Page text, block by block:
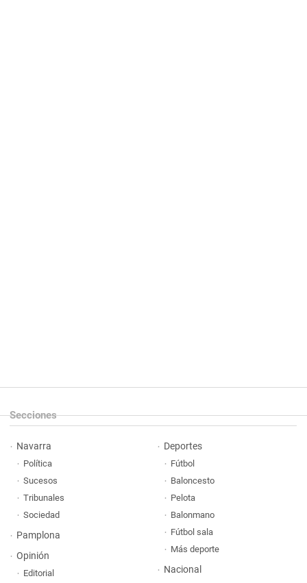
Secciones
Navarra
Política
Sucesos
Tribunales
Sociedad
Pamplona
Opinión
Editorial
Deportes
Fútbol
Baloncesto
Pelota
Balonmano
Fútbol sala
Más deporte
Nacional